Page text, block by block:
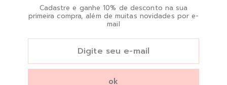
Cadastre e ganhe 10% de desconto na sua
primeira compra, além de muitas novidades por e-
mail